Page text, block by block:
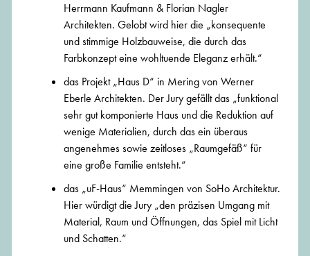
Herrmann Kaufmann & Florian Nagler
Architekten. Gelobt wird hier die „konsequente
und stimmige Holzbauweise, die durch das
Farbkonzept eine wohltuende Eleganz erhält.“
das Projekt „Haus D“ in Mering von Werner
Eberle Architekten. Der Jury gefällt das „funktional
sehr gut komponierte Haus und die Reduktion auf
wenige Materialien, durch das ein überaus
angenehmes sowie zeitloses „Raumgefäß“ für
eine große Familie entsteht.“
das „uF-Haus“ Memmingen von SoHo Architektur.
Hier würdigt die Jury „den präzisen Umgang mit
Material, Raum und Öffnungen, das Spiel mit Licht
und Schatten.“